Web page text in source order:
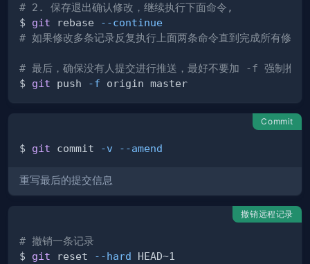
# 2. 保存退出确认修改，继续执行下面命令,
$ git rebase
--continue
# 如果修改多条记录反复执行上面两条命令直到完成所有修改
# 最后，确保没有人提交进行推送，最好不要加 -f 强制推送
$ git push -f
Commit
$ git commit -v --amend
重写最后的提交信息
撤销远程记录
# 撤销一条记录
$ git reset --hard